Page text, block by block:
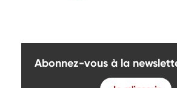
Abonnez-vous à la